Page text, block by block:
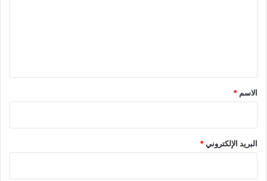
*
الاسم *
البريد الإلكتروني*